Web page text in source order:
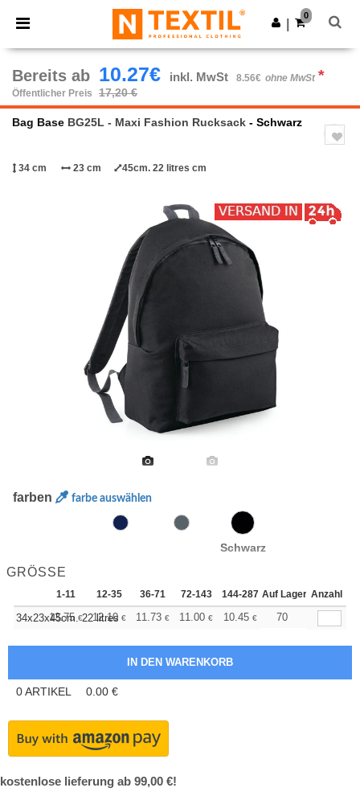
× Ntextil App
Bessere Preise in der App!
App holen
0
Bereits ab 10.27€ inkl. MwSt 8.56€ ohne MwSt *
Öffentlicher Preis 17,20 €
Bag Base BG25L - Maxi Fashion Rucksack - Schwarz
34 cm 23 cm 45cm. 22 litres cm
farben farbe auswählen
Schwarz
GRÖSSE
1-11 12-35 36-71 72-143 144-287 288 + Mehr
Auf Lager Anzahl
34x23x45cm. 22 litres
13.75 € 12.10 € 11.73 € 11.00 € 10.45 € 10.27
70
0ARTIKEL 0.00 €
kostenlose lieferung ab 99,00 €!